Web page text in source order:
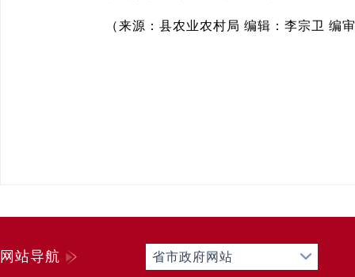
（来源：县农业农村局 编辑：李宗卫 编
网站导航 省市政府网站